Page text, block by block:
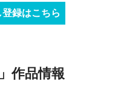
録はこちら
作品情報